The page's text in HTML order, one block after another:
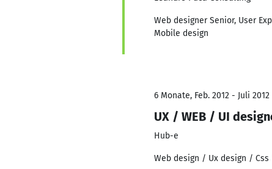
Web designer Senior, User
Mobile design
6 Monate, Feb. 2012 - Juli 2012
UX / WEB / UI
Hub-e
Web design / Ux design /